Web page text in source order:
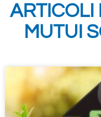
ARTICOLI
MUTUI